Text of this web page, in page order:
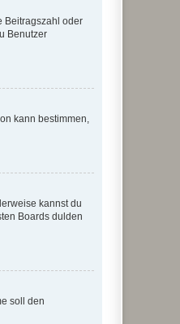
Beitragszahl oder
Benutzer
kann bestimmen,
kannst du
Boards dulden
soll den